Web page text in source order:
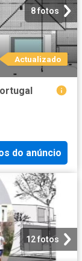
8 fotos
Actualizado
do anúncio
12 fotos